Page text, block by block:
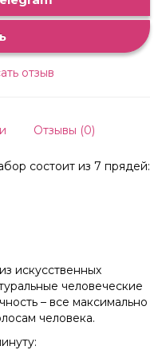
отзыв
Отзывы (0)
состоит из 7 прядей:
искусственных
человеческие
– все максимально
человека.